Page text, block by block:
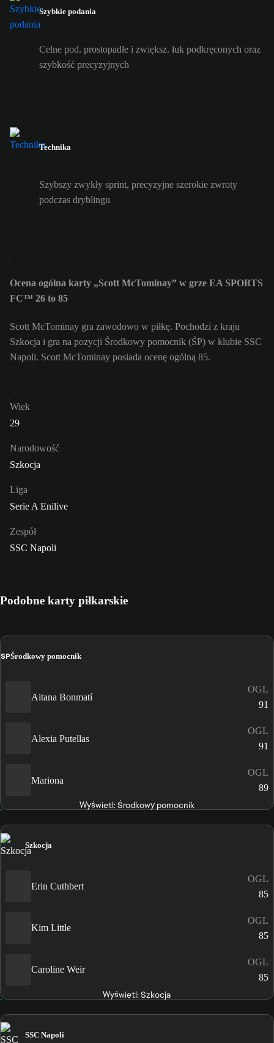
Szybkie podania
Celne pod. prostopadłe i zwiększ. łuk podkręconych oraz
szybkość precyzyjnych
Technika
Szybszy zwykły sprint, precyzyjne szerokie zwroty
podczas dryblingu
Ocena ogólna karty „Scott McTominay” w grze EA SPORTS
FC™ 26 to 85
Scott McTominay gra zawodowo w piłkę. Pochodzi z kraju
Szkocja i gra na pozycji Środkowy pomocnik (ŚP) w klubie SSC
Napoli. Scott McTominay posiada ocenę ogólną 85.
Wiek
29
Narodowość
Szkocja
Liga
Serie A Enilive
Zespół
SSC Napoli
Podobne karty piłkarskie
ŚPŚrodkowy pomocnik
Aitana Bonmatí
OGL
91
Alexia Putellas
OGL
91
Mariona
OGL
89
Wyświetl: Środkowy pomocnik
Szkocja
Erin Cuthbert
OGL
85
Kim Little
OGL
85
Caroline Weir
OGL
85
Wyświetl: Szkocja
SSC Napoli